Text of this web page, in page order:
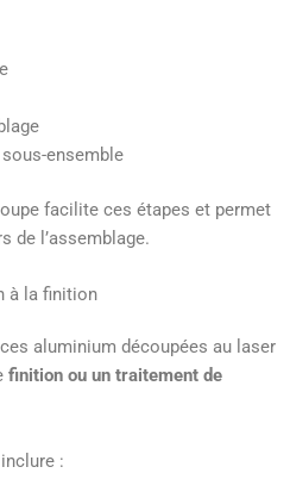
ensemble
facilite ces étapes et permet
de l’assemblage.
à la finition
aluminium découpées au laser
finition ou un traitement de
: